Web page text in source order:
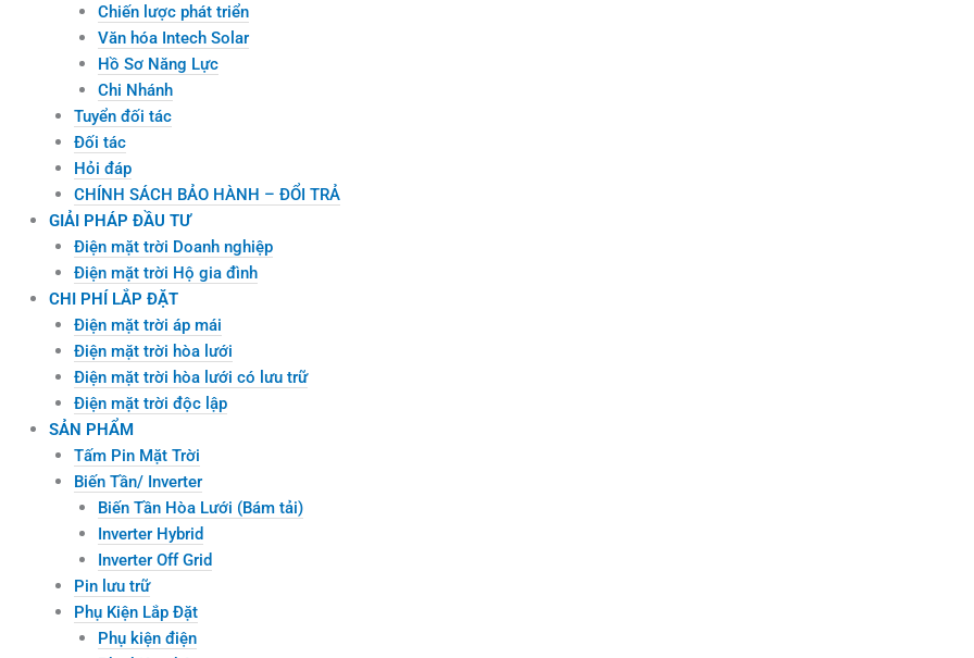
Chiến lược phát triển
Văn hóa Intech Solar
Hồ Sơ Năng Lực
Chi Nhánh
Tuyển đối tác
Đối tác
Hỏi đáp
CHÍNH SÁCH BẢO HÀNH – ĐỔI TRẢ
GIẢI PHÁP ĐẦU TƯ
Điện mặt trời Doanh nghiệp
Điện mặt trời Hộ gia đình
CHI PHÍ LẮP ĐẶT
Điện mặt trời áp mái
Điện mặt trời hòa lưới
Điện mặt trời hòa lưới có lưu trữ
Điện mặt trời độc lập
SẢN PHẨM
Tấm Pin Mặt Trời
Biến Tần/ Inverter
Biến Tần Hòa Lưới (Bám tải)
Inverter Hybrid
Inverter Off Grid
Pin lưu trữ
Phụ Kiện Lắp Đặt
Phụ kiện điện